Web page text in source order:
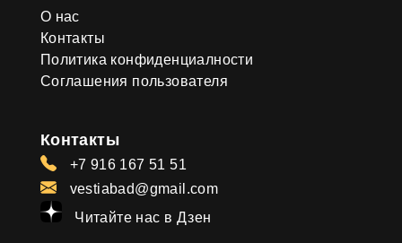
О нас
Контакты
Политика конфиденциалности
Соглашения пользователя
Контакты
+7 916 167 51 51
vestiabad@gmail.com
Читайте нас в Дзен